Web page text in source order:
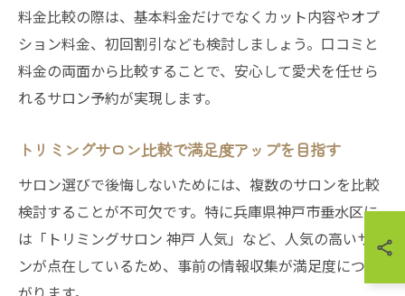
料金比較の際は、基本料金だけでなくカット内容やオプ
ション料金、初回割引なども検討しましょう。口コミと
料金の両面から比較することで、安心して愛犬を任せら
れるサロン予約が実現します。
トリミングサロン比較で満足度アップを目指す
サロン選びで後悔しないためには、複数のサロンを比較
検討することが不可欠です。特に兵庫県神戸市垂水区に
は「トリミングサロン 神戸 人気」など、人気の高いサロ
ンが点在しているため、事前の情報収集が満足度につな